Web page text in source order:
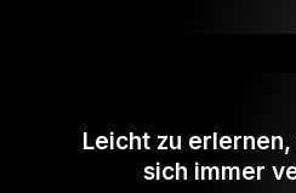
Leicht zu
sich immer